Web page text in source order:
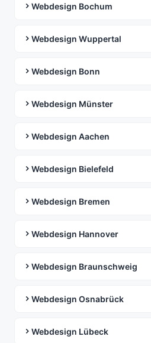
Webdesign Bochum
Webdesign Wuppertal
Webdesign Bonn
Webdesign Münster
Webdesign Aachen
Webdesign Bielefeld
Webdesign Bremen
Webdesign Hannover
Webdesign Braunschweig
Webdesign Osnabrück
Webdesign Lübeck